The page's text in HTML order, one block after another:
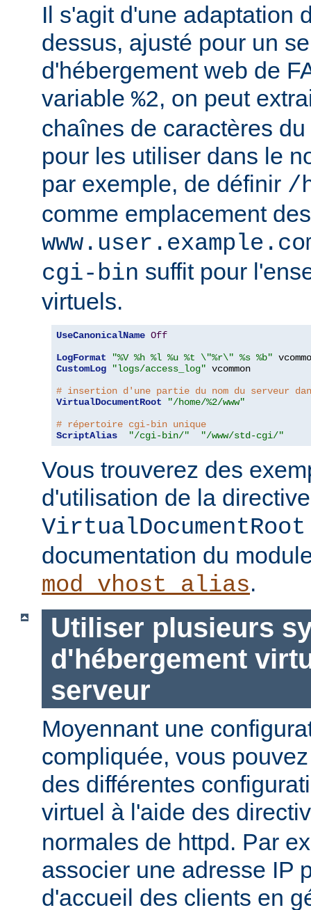
Il s'agit d'une adaptation
dessus, ajusté pour un
d'hébergement web de
variable %2, on peut
chaînes de caractères
pour les utiliser dans le
par exemple, de définir /
comme emplacement
cgi-bin suffit pour
virtuels.
UseCanonicalName Off
LogFormat
"%V %h %l %u %t \"%r\" %s %b"
CustomLog
"logs/access_log" vcommon
# insertion d'une partie du nom du serveur
VirtualDocumentRoot
"/home/%2/www"
# répertoire cgi-bin unique
ScriptAlias
"/cgi-bin/" "/www/std-cgi/"
Vous trouverez des
d'utilisation de la directive
VirtualDocumentRoot
documentation du
mod_vhost_alias.
Utiliser plusieurs
d'hébergement
serveur
Moyennant une
compliquée, vous
des différentes
virtuel à l'aide des
normales de httpd. Par
associer une adresse IP
d'accueil des clients en